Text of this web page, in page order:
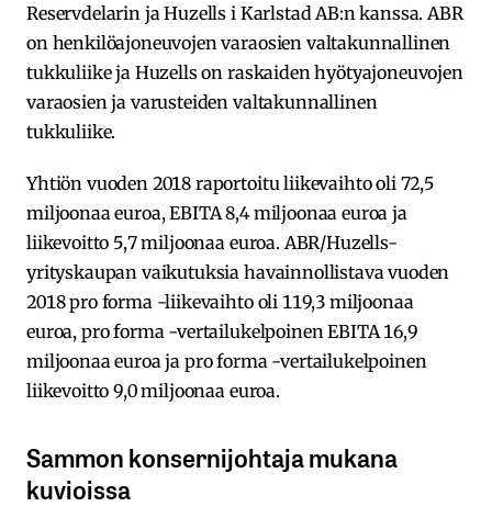
Reservdelarin ja Huzells i Karlstad AB:n kanssa. ABR
on henkilöajoneuvojen varaosien valtakunnallinen
tukkuliike ja Huzells on raskaiden hyötyajoneuvojen
varaosien ja varusteiden valtakunnallinen
tukkuliike.
Yhtiön vuoden 2018 raportoitu liikevaihto oli 72,5
miljoonaa euroa, EBITA 8,4 miljoonaa euroa ja
liikevoitto 5,7 miljoonaa euroa. ABR/Huzells-
yrityskaupan vaikutuksia havainnollistava vuoden
2018 pro forma -liikevaihto oli 119,3 miljoonaa
euroa, pro forma -vertailukelpoinen EBITA 16,9
miljoonaa euroa ja pro forma -vertailukelpoinen
liikevoitto 9,0 miljoonaa euroa.
Sammon konsernijohtaja mukana
kuvioissa